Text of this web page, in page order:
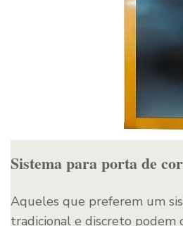
Sistema para porta de
Aqueles que preferem um
tradicional e discreto podem